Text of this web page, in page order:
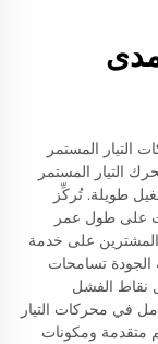
التيار المستمر
التيار المستمر
طويلة. تُركِّز
على طول عمر
على خدمة
الجودة تسامحات
نقاط الفشل
في محركات التيار
متقدمة ومكونات